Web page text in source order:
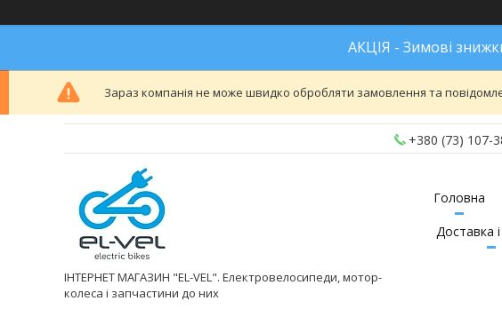
АКЦІЯ - Зимові
Зараз компанія не може швидко обробляти замовлення та
+380 (73) 107-
ІНТЕРНЕТ МАГАЗИН "EL-VEL". Електровелосипеди, мотор-
колеса і запчастини до них
Головна
Доставка